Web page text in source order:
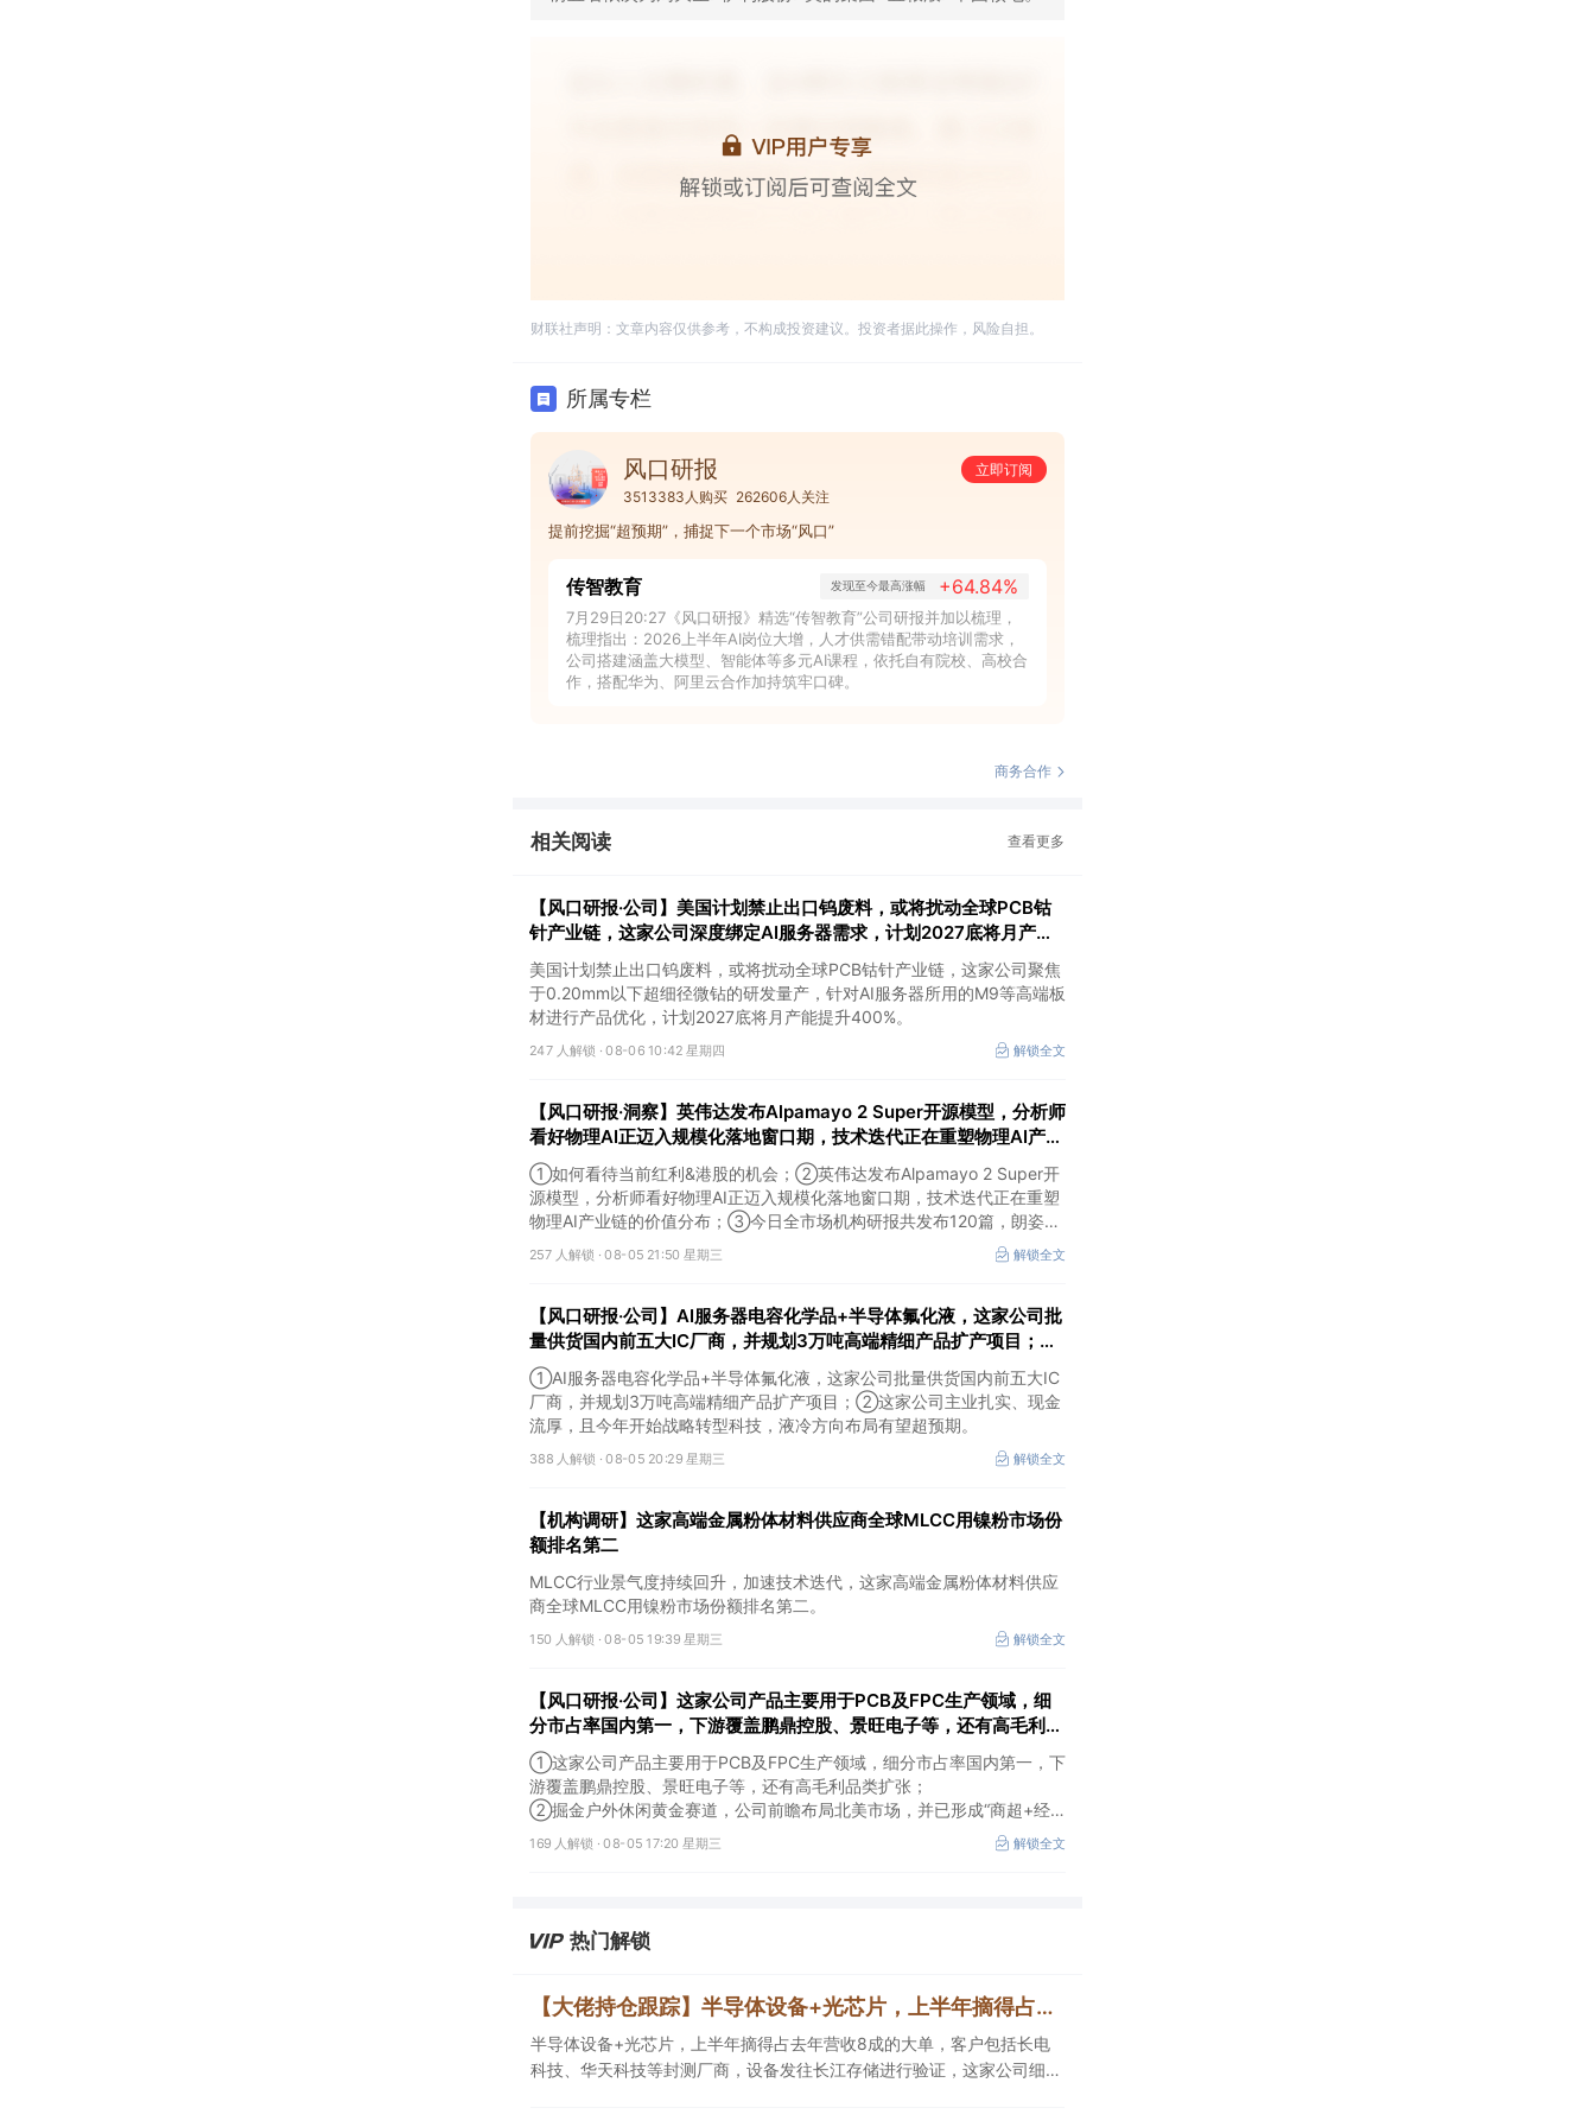
财联社声明：文章内容仅供参考，不构成投资建议。投资者据此操作，风险自担。
所属专栏
风口研报
立即订阅
3513383人购买 262606人关注
提前挖掘“超预期”，捕捉下一个市场“风口”
传智教育 发现至今最高涨幅 +64.84%
7月29日20:27《风口研报》精选“传智教育”公司研报并加以梳理，
梳理指出：2026上半年AI岗位大增，人才供需错配带动培训需求，
公司搭建涵盖大模型、智能体等多元AI课程，依托自有院校、高校合
作，搭配华为、阿里云合作加持筑牢口碑。
商务合作
相关阅读 查看更多
【风口研报·公司】美国计划禁止出口钨废料，或将扰动全球PCB钴
针产业链，这家公司深度绑定AI服务器需求，计划2027底将月产能
提升400%
美国计划禁止出口钨废料，或将扰动全球PCB钴针产业链，这家公司聚焦
于0.20mm以下超细径微钻的研发量产，针对AI服务器所用的M9等高端板
材进行产品优化，计划2027底将月产能提升400%。
247 人解锁 ·08-06 10:42 星期四 解锁全文
【风口研报·洞察】英伟达发布Alpamayo 2 Super开源模型，分析师
看好物理AI正迈入规模化落地窗口期，技术迭代正在重塑物理AI产业
链的价值分布；如何看待当前红利&港股的机会
①如何看待当前红利&港股的机会；②英伟达发布Alpamayo 2 Super开
源模型，分析师看好物理AI正迈入规模化落地窗口期，技术迭代正在重塑
物理AI产业链的价值分布；③今日全市场机构研报共发布120篇，朗姿股
份有望迎来拐点，11家公司获得首度覆盖，其中天风证券、江航装备获新
财富分析师深度覆盖；④在个股机构关注度排行中，神火股份首次上
257 人解锁 ·08-05 21:50 星期三 解锁全文
【风口研报·公司】AI服务器电容化学品+半导体氟化液，这家公司批
量供货国内前五大IC厂商，并规划3万吨高端精细产品扩产项目；这
家公司主业扎实、现金流厚，且今年开始战略转型科技，液冷方向布
局有望超预期
①AI服务器电容化学品+半导体氟化液，这家公司批量供货国内前五大IC
厂商，并规划3万吨高端精细产品扩产项目；②这家公司主业扎实、现金
流厚，且今年开始战略转型科技，液冷方向布局有望超预期。
388 人解锁 ·08-05 20:29 星期三 解锁全文
【机构调研】这家高端金属粉体材料供应商全球MLCC用镍粉市场份
额排名第二
MLCC行业景气度持续回升，加速技术迭代，这家高端金属粉体材料供应
商全球MLCC用镍粉市场份额排名第二。
150 人解锁 ·08-05 19:39 星期三 解锁全文
【风口研报·公司】这家公司产品主要用于PCB及FPC生产领域，细
分市占率国内第一，下游覆盖鹏鼎控股、景旺电子等，还有高毛利品
类扩张；另有公司掘金户外休闲黄金赛道，有望实现收入利润持续快
速扩张
①这家公司产品主要用于PCB及FPC生产领域，细分市占率国内第一，下
游覆盖鹏鼎控股、景旺电子等，还有高毛利品类扩张；
②掘金户外休闲黄金赛道，公司前瞻布局北美市场，并已形成“商超+经
销+电商”立体化渠道网络，有望实现收入利润持续快速扩张。
169 人解锁 ·08-05 17:20 星期三 解锁全文
热门解锁
【大佬持仓跟踪】半导体设备+光芯片，上半年摘得占去年营收8成的大单，客户包括长电科技、华天科技等封测厂商，设备发往长江存储进行验证，这家公司细分设备国内市占率第一
半导体设备+光芯片，上半年摘得占去年营收8成的大单，客户包括长电
科技、华天科技等封测厂商，设备发往长江存储进行验证，这家公司细分